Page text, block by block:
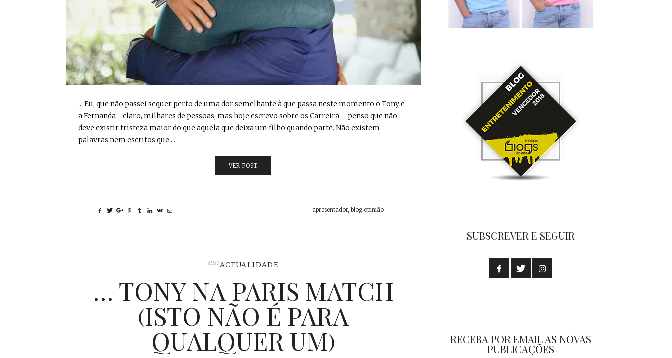
... Eu, que não passei sequer perto de uma dor semelhante à que passa neste momento o Tony e
a Fernanda - claro, milhares de pessoas, mas hoje escrevo sobre os Carreira – penso que não
deve existir tristeza maior do que aquela que deixa um filho quando parte. Não existem
palavras nem escritos que ...
VER POST
apresentador,blog opinião
emACTUALIDADE
… TONY NA PARIS MATCH
(ISTO NÃO É PARA
QUALQUER UM)
SUBSCREVER E SEGUIR
RECEBA POR EMAIL AS NOVAS
PUBLICAÇÕES